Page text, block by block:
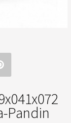
Pandin